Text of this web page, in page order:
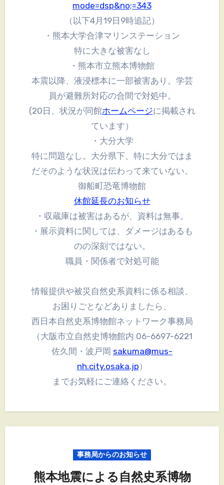
mode=dsp&no;=343
（以下4月19日9時追記）
・熊本大学合津マリンステーション
特に大きな被害なし
・熊本市立熊本博物館
本震以降、液浸標本に一部被害あり。学芸
員が避難所対応の合間で対処中。
(20日、状況が同館ホームページに掲載され
ています）
・大分大学
特に問題なし。大分県下、特に大分ではま
だそのような状況は伝わって来ていない。
御船町恐竜博物館
休館延長のお知らせ
・収蔵庫は被害はあるが、資料は無事。
・展示資料に関しては、ダメージはあるも
のの深刻ではない。
職員・関係者で対処可能
情報提供や被災自然史系資料に係る相談、
お困りごとなどありましたら、
西日本自然史系博物館ネットワーク事務局
（大阪市立自然史博物館内 06-6697-6221
佐久間・波戸岡 sakuma@mus-
nh.city.osaka.jp ）
までお気軽にご連絡ください。
事務局からのお知らせ
熊本地震による自然史系博物